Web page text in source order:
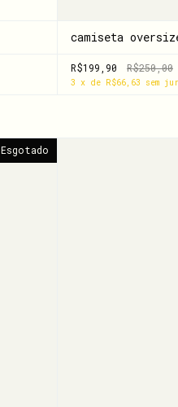
camiseta
R$199,90 R$250,00
3 x de R$66,63 sem
Esgotado